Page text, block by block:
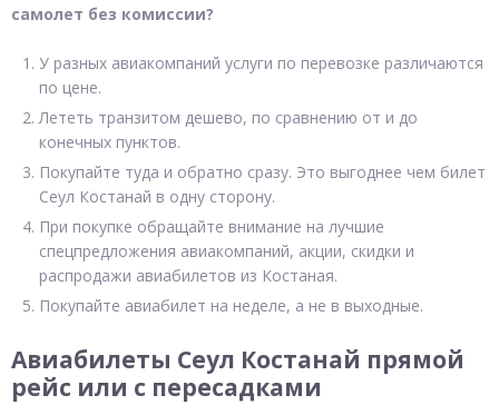
самолет без комиссии?
У разных авиакомпаний услуги по перевозке различаются
по цене.
Лететь транзитом дешево, по сравнению от и до
конечных пунктов.
Покупайте туда и обратно сразу. Это выгоднее чем билет
Сеул Костанай в одну сторону.
При покупке обращайте внимание на лучшие
спецпредложения авиакомпаний, акции, скидки и
распродажи авиабилетов из Костаная.
Покупайте авиабилет на неделе, а не в выходные.
Авиабилеты Сеул Костанай прямой
рейс или с пересадками